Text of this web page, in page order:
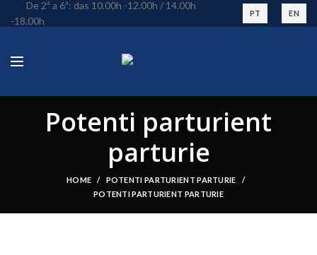
De 2ª a 6ª: das 10.00h -12.00h / 14.00h
-18.00h
PT EN
Potenti parturient
parturie
HOME
POTENTI PARTURIENT PARTURIE
POTENTI PARTURIENT PARTURIE